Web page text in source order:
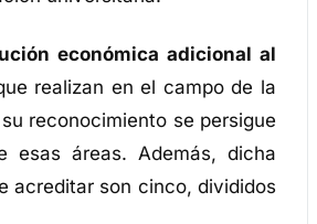
económica adicional al
realizan en el campo de la
reconocimiento se persigue
esas áreas. Además, dicha
acreditar son cinco, divididos